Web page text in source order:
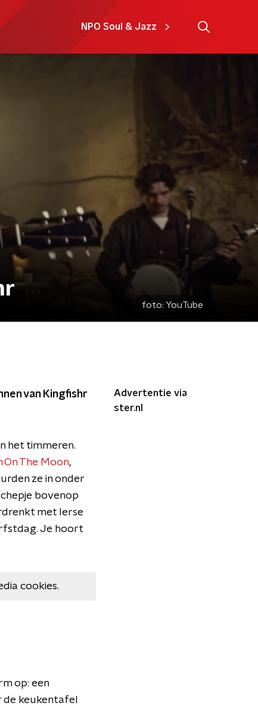
NPO Soul & Jazz
foto: YouTube
van Kingfishr
het timmeren.
On The Moon,
ze in onder
bovenop
met Ierse
Je hoort
cookies.
op: een
de keukentafel
Advertentie via
ster.nl